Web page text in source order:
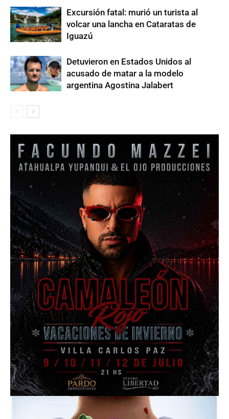
Excursión fatal: murió un turista al
volcar una lancha en Cataratas de
Iguazú
Detuvieron en Estados Unidos al
acusado de matar a la modelo
argentina Agostina Jalabert